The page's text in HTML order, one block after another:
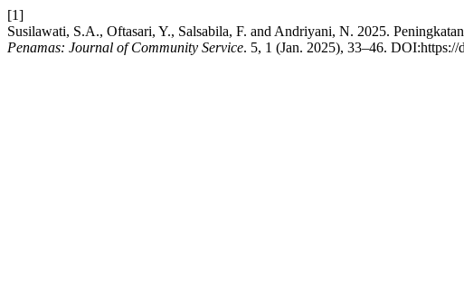
[1]
Susilawati, S.A., Oftasari, Y., Salsabila, F. and Andriyani, N. 2025.
Penamas: Journal of Community Service. 5, 1 (Jan. 2025), 33–46.